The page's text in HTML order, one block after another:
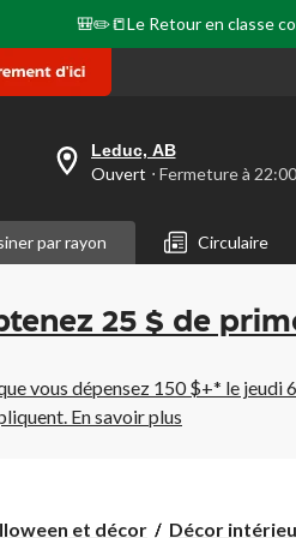
🎒✏️📒Le Retour en classe
votre
est
Leduc,
AB,
Fermeture
à
22:00
cliquer
pour
Leduc, AB
Ouvert ⋅ Fermeture à 22:00
par rayon Circulaire
25 $ de
vous dépensez 150 $+* le jeudi
En savoir plus
et décor Décor